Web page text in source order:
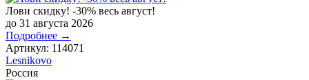
Лови скидку! -30% весь август!
до 31 августа 2026
Подробнее →
Артикул: 114071
Lesnikovo
Россия